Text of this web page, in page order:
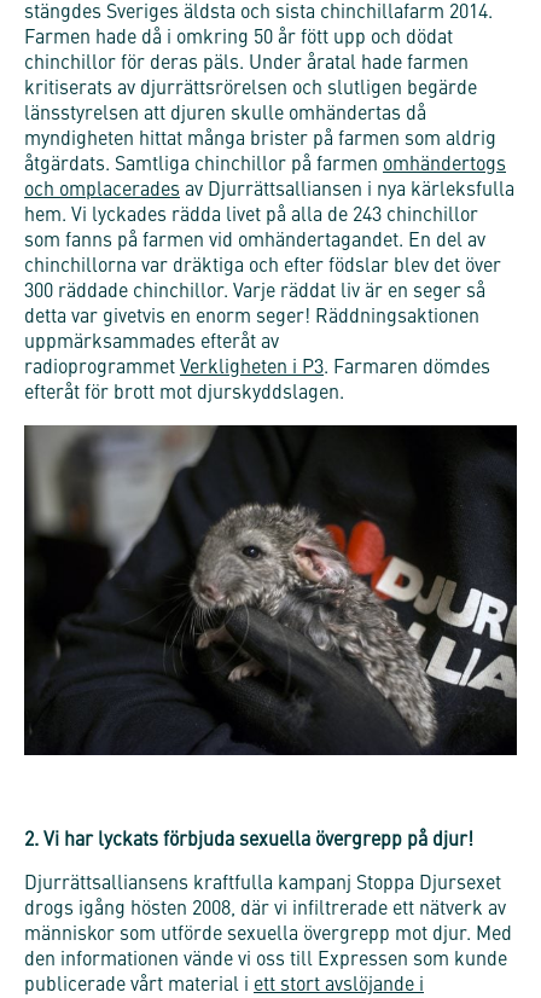
stängdes Sveriges äldsta och sista chinchillafarm 2014.
Farmen hade då i omkring 50 år fött upp och dödat
chinchillor för deras päls. Under åratal hade farmen
kritiserats av djurrättsrörelsen och slutligen begärde
länsstyrelsen att djuren skulle omhändertas då
myndigheten hittat många brister på farmen som aldrig
åtgärdats. Samtliga chinchillor på farmen omhändertogs
och omplacerades av Djurrättsalliansen i nya kärleksfulla
hem. Vi lyckades rädda livet på alla de 243 chinchillor
som fanns på farmen vid omhändertagandet. En del av
chinchillorna var dräktiga och efter födslar blev det över
300 räddade chinchillor. Varje räddat liv är en seger så
detta var givetvis en enorm seger! Räddningsaktionen
uppmärksammades efteråt av
radioprogrammet Verkligheten i P3. Farmaren dömdes
efteråt för brott mot djurskyddslagen.
2. Vi har lyckats förbjuda sexuella övergrepp på djur!
Djurrättsalliansens kraftfulla kampanj Stoppa Djursexet
drogs igång hösten 2008, där vi infiltrerade ett nätverk av
människor som utförde sexuella övergrepp mot djur. Med
den informationen vände vi oss till Expressen som kunde
publicerade vårt material i ett stort avslöjande i